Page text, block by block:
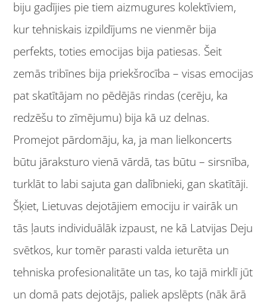
biju gadījies pie tiem aizmugures kolektīviem,
kur tehniskais izpildījums ne vienmēr bija
perfekts, toties emocijas bija patiesas. Šeit
zemās tribīnes bija priekšrocība – visas emocijas
pat skatītājam no pēdējās rindas (cerēju, ka
redzēšu to zīmējumu) bija kā uz delnas.
Promejot pārdomāju, ka, ja man lielkoncerts
būtu jāraksturo vienā vārdā, tas būtu – sirsnība,
turklāt to labi sajuta gan dalībnieki, gan skatītāji.
Šķiet, Lietuvas dejotājiem emociju ir vairāk un
tās ļauts individuālāk izpaust, ne kā Latvijas Deju
svētkos, kur tomēr parasti valda ieturēta un
tehniska profesionalitāte un tas, ko tajā mirklī jūt
un domā pats dejotājs, paliek apslēpts (nāk ārā